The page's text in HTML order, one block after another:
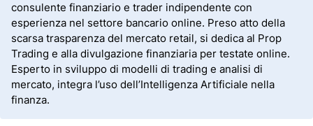
consulente finanziario e trader indipendente con
esperienza nel settore bancario online. Preso atto della
scarsa trasparenza del mercato retail, si dedica al Prop
Trading e alla divulgazione finanziaria per testate online.
Esperto in sviluppo di modelli di trading e analisi di
mercato, integra l’uso dell’Intelligenza Artificiale nella
finanza.